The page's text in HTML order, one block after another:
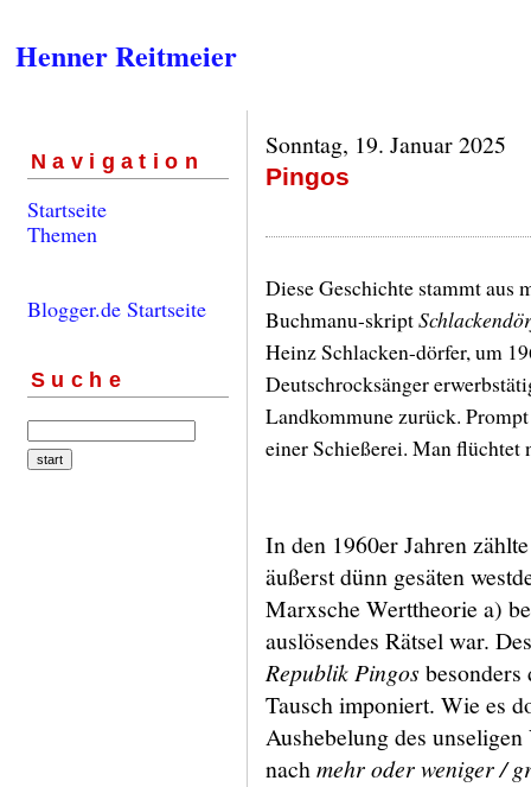
Henner Reitmeier
Navigation
Startseite
Themen
Blogger.de Startseite
Suche
Sonntag, 19. Januar 2025
Pingos
Diese Geschichte stammt aus
Buchmanu-skript
Heinz Schlacken-dörfer, um
Deutschrocksänger
Landkommune zurück.
einer Schießerei. Man flüchtet
In den 1960er Jahren
äußerst dünn gesäten
Marxsche Werttheorie a)
auslösendes Rätsel war.
Republik Pingos
Tausch imponiert. Wie es
Aushebelung des
nachmehr oder weniger /